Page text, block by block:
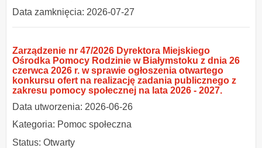
Data zamknięcia: 2026-07-27
Zarządzenie nr 47/2026 Dyrektora Miejskiego
Ośrodka Pomocy Rodzinie w Białymstoku z dnia 26
czerwca 2026 r. w sprawie ogłoszenia otwartego
konkursu ofert na realizację zadania publicznego z
zakresu pomocy społecznej na lata 2026 - 2027.
Data utworzenia: 2026-06-26
Kategoria: Pomoc społeczna
Status: Otwarty